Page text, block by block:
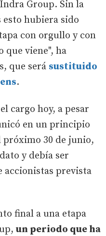
Group. Sin la
esto hubiera sido
con orgullo y con
que viene", ha
que será sustituido
.
cargo hoy, a pesar
en un principio
30 de junio,
y debía ser
accionistas prevista
final a una etapa
un periodo que ha